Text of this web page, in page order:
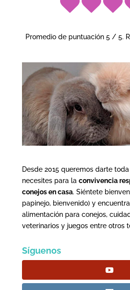
Promedio de puntuación5 / 5.
Desde 2015 queremos darte
necesites para la convivencia
conejos en casa. Siéntete
papinejo, bienvenido) y
alimentación para conejos,
veterinarios y juegos entre otros
Síguenos